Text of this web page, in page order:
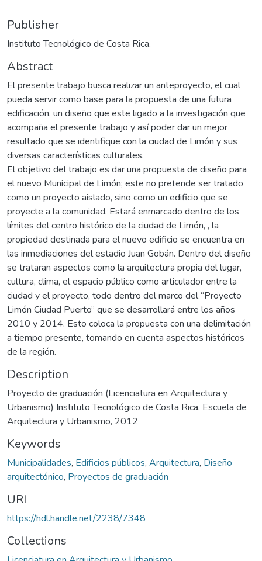
Publisher
Instituto Tecnológico de Costa Rica.
Abstract
El presente trabajo busca realizar un anteproyecto, el cual
pueda servir como base para la propuesta de una futura
edificación, un diseño que este ligado a la investigación que
acompaña el presente trabajo y así poder dar un mejor
resultado que se identifique con la ciudad de Limón y sus
diversas características culturales.
El objetivo del trabajo es dar una propuesta de diseño para
el nuevo Municipal de Limón; este no pretende ser tratado
como un proyecto aislado, sino como un edificio que se
proyecte a la comunidad. Estará enmarcado dentro de los
límites del centro histórico de la ciudad de Limón, , la
propiedad destinada para el nuevo edificio se encuentra en
las inmediaciones del estadio Juan Gobán. Dentro del diseño
se trataran aspectos como la arquitectura propia del lugar,
cultura, clima, el espacio público como articulador entre la
ciudad y el proyecto, todo dentro del marco del “Proyecto
Limón Ciudad Puerto” que se desarrollará entre los años
2010 y 2014. Esto coloca la propuesta con una delimitación
a tiempo presente, tomando en cuenta aspectos históricos
de la región.
Description
Proyecto de graduación (Licenciatura en Arquitectura y
Urbanismo) Instituto Tecnológico de Costa Rica, Escuela de
Arquitectura y Urbanismo, 2012
Keywords
Municipalidades, Edificios públicos, Arquitectura, Diseño
arquitectónico, Proyectos de graduación
URI
https://hdl.handle.net/2238/7348
Collections